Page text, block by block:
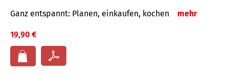
Ganz entspannt: Planen, einkaufen, kochen mehr
19,90 €